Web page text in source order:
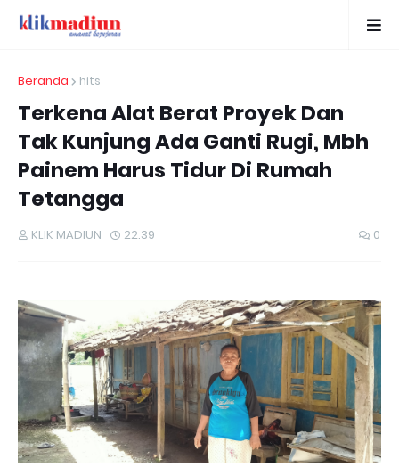
Beranda hits
Terkena Alat Berat Proyek Dan
Tak Kunjung Ada Ganti Rugi, Mbh
Painem Harus Tidur Di Rumah
Tetangga
KLIK MADIUN 22.39 0